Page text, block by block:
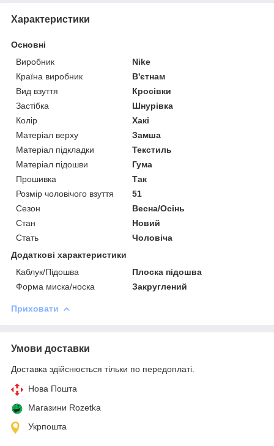
Характеристики
Основні
Виробник
Nike
Країна виробник
В'єтнам
Вид взуття
Кросівки
Застібка
Шнурівка
Колір
Хакі
Матеріал верху
Замша
Матеріал підкладки
Текстиль
Матеріал підошви
Гума
Прошивка
Так
Розмір чоловічого взуття
51
Сезон
Весна/Осінь
Стан
Новий
Стать
Чоловіча
Додаткові характеристики
Каблук/Підошва
Плоска підошва
Форма миска/носка
Закруглений
Приховати
Умови доставки
Доставка здійснюється тільки по передоплаті.
Нова Пошта
Магазини Rozetka
Укрпошта